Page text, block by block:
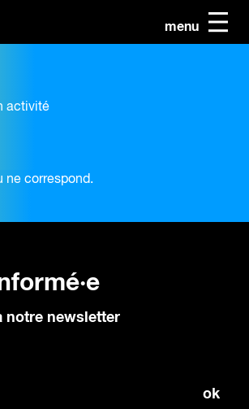
menu
activité
ne correspond.
notre newsletter